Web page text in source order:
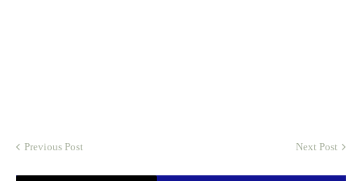
Previous Post Next Post